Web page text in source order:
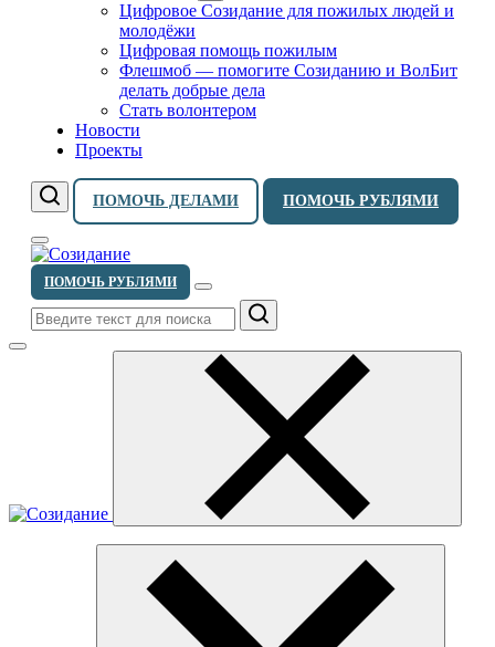
Цифровое Созидание для пожилых людей и
молодёжи
Цифровая помощь пожилым
Флешмоб — помогите Созиданию и ВолБит
делать добрые дела
Стать волонтером
Новости
Проекты
ПОМОЧЬ ДЕЛАМИ ПОМОЧЬ РУБЛЯМИ
ПОМОЧЬ РУБЛЯМИ
Поиск